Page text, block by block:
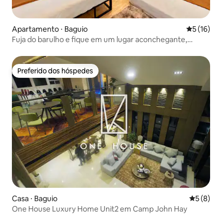
Apartamento ⋅ Baguio 5 de uma
5 (16)
Fuja do barulho e fique em um lugar aconchegante,
Preferido dos hóspedes
Preferido dos hóspedes
Casa ⋅ Baguio 5 de
5 (8)
One House Luxury Home Unit2 em Camp John Hay